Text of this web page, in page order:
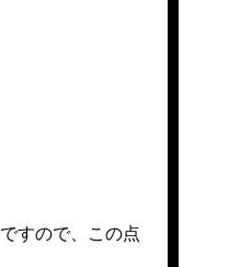
ですので、この点